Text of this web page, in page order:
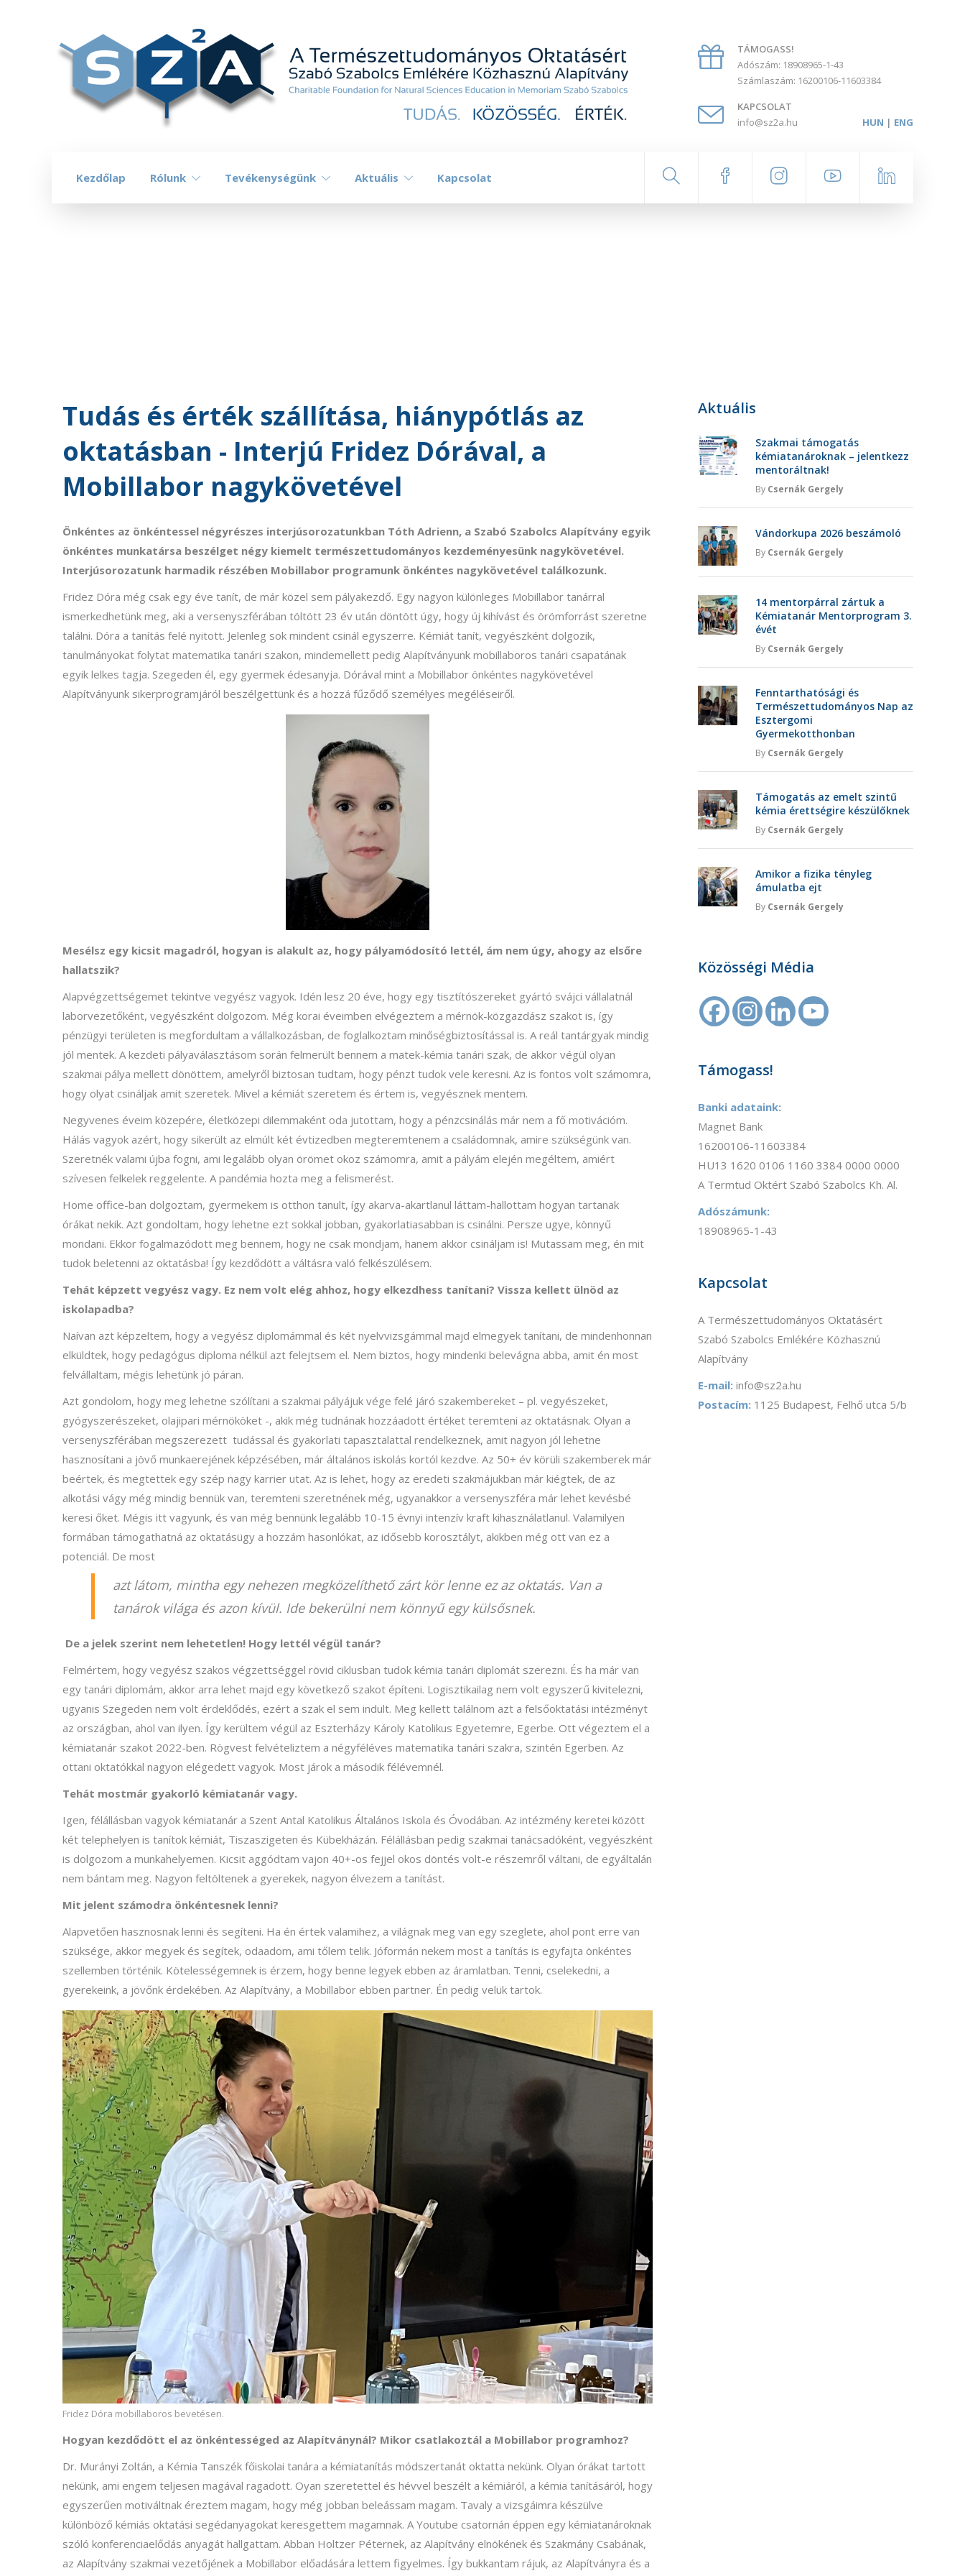
TÁMOGASS!
Adószám: 18908965-1-43
Számlaszám: 16200106-11603384
KAPCSOLAT
info@sz2a.hu
HUN | ENG
Kezdőlap Rólunk Tevékenységünk Aktuális Kapcsolat
Tudás és érték szállítása, hiánypótlás az
oktatásban - Interjú Fridez Dórával, a
Mobillabor nagykövetével
Önkéntes az önkéntessel négyrészes interjúsorozatunkban Tóth Adrienn, a Szabó Szabolcs Alapítvány egyik
önkéntes munkatársa beszélget négy kiemelt természettudományos kezdeményesünk nagykövetével.
Interjúsorozatunk harmadik részében Mobillabor programunk önkéntes nagykövetével találkozunk.
Fridez Dóra még csak egy éve tanít, de már közel sem pályakezdő. Egy nagyon különleges Mobillabor tanárral
ismerkedhetünk meg, aki a versenyszférában töltött 23 év után döntött úgy, hogy új kihívást és örömforrást szeretne
találni. Dóra a tanítás felé nyitott. Jelenleg sok mindent csinál egyszerre. Kémiát tanít, vegyészként dolgozik,
tanulmányokat folytat matematika tanári szakon, mindemellett pedig Alapítványunk mobillaboros tanári csapatának
egyik lelkes tagja. Szegeden él, egy gyermek édesanyja. Dórával mint a Mobillabor önkéntes nagykövetével
Alapítványunk sikerprogramjáról beszélgettünk és a hozzá fűződő személyes megéléseiről.
Mesélsz egy kicsit magadról, hogyan is alakult az, hogy pályamódosító lettél, ám nem úgy, ahogy az elsőre
hallatszik?
Alapvégzettségemet tekintve vegyész vagyok. Idén lesz 20 éve, hogy egy tisztítószereket gyártó svájci vállalatnál
laborvezetőként, vegyészként dolgozom. Még korai éveimben elvégeztem a mérnök-közgazdász szakot is, így
pénzügyi területen is megfordultam a vállalkozásban, de foglalkoztam minőségbiztosítással is. A reál tantárgyak mindig
jól mentek. A kezdeti pályaválasztásom során felmerült bennem a matek-kémia tanári szak, de akkor végül olyan
szakmai pálya mellett dönöttem, amelyről biztosan tudtam, hogy pénzt tudok vele keresni. Az is fontos volt számomra,
hogy olyat csináljak amit szeretek. Mivel a kémiát szeretem és értem is, vegyésznek mentem.
Negyvenes éveim közepére, életközepi dilemmaként oda jutottam, hogy a pénzcsinálás már nem a fő motivációm.
Hálás vagyok azért, hogy sikerült az elmúlt két évtizedben megteremtenem a családomnak, amire szükségünk van.
Szeretnék valami újba fogni, ami legalább olyan örömet okoz számomra, amit a pályám elején megéltem, amiért
szívesen felkelek reggelente. A pandémia hozta meg a felismerést.
Home office-ban dolgoztam, gyermekem is otthon tanult, így akarva-akartlanul láttam-hallottam hogyan tartanak
órákat nekik. Azt gondoltam, hogy lehetne ezt sokkal jobban, gyakorlatiasabban is csinálni. Persze ugye, könnyű
mondani. Ekkor fogalmazódott meg bennem, hogy ne csak mondjam, hanem akkor csináljam is! Mutassam meg, én mit
tudok beletenni az oktatásba! Így kezdődött a váltásra való felkészülésem.
Tehát képzett vegyész vagy. Ez nem volt elég ahhoz, hogy elkezdhess tanítani? Vissza kellett ülnöd az
iskolapadba?
Naívan azt képzeltem, hogy a vegyész diplomámmal és két nyelvvizsgámmal majd elmegyek tanítani, de mindenhonnan
elküldtek, hogy pedagógus diploma nélkül azt felejtsem el. Nem biztos, hogy mindenki belevágna abba, amit én most
felvállaltam, mégis lehetünk jó páran.
Azt gondolom, hogy meg lehetne szólítani a szakmai pályájuk vége felé járó szakembereket – pl. vegyészeket,
gyógyszerészeket, olajipari mérnököket -, akik még tudnának hozzáadott értéket teremteni az oktatásnak. Olyan a
versenyszférában megszerezett tudással és gyakorlati tapasztalattal rendelkeznek, amit nagyon jól lehetne
hasznosítani a jövő munkaerejének képzésében, már általános iskolás kortól kezdve. Az 50+ év körüli szakemberek már
beértek, és megtettek egy szép nagy karrier utat. Az is lehet, hogy az eredeti szakmájukban már kiégtek, de az
alkotási vágy még mindig bennük van, teremteni szeretnének még, ugyanakkor a versenyszféra már lehet kevésbé
keresi őket. Mégis itt vagyunk, és van még bennünk legalább 10-15 évnyi intenzív kraft kihasználatlanul. Valamilyen
formában támogathatná az oktatásügy a hozzám hasonlókat, az idősebb korosztályt, akikben még ott van ez a
potenciál. De most
azt látom, mintha egy nehezen megközelíthető zárt kör lenne ez az oktatás. Van a
tanárok világa és azon kívül. Ide bekerülni nem könnyű egy külsősnek.
De a jelek szerint nem lehetetlen! Hogy lettél végül tanár?
Felmértem, hogy vegyész szakos végzettséggel rövid ciklusban tudok kémia tanári diplomát szerezni. És ha már van
egy tanári diplomám, akkor arra lehet majd egy következő szakot építeni. Logisztikailag nem volt egyszerű kivitelezni,
ugyanis Szegeden nem volt érdeklődés, ezért a szak el sem indult. Meg kellett találnom azt a felsőoktatási intézményt
az országban, ahol van ilyen. Így kerültem végül az Eszterházy Károly Katolikus Egyetemre, Egerbe. Ott végeztem el a
kémiatanár szakot 2022-ben. Rögvest felvételiztem a négyféléves matematika tanári szakra, szintén Egerben. Az
ottani oktatókkal nagyon elégedett vagyok. Most járok a második félévemnél.
Tehát mostmár gyakorló kémiatanár vagy.
Igen, félállásban vagyok kémiatanár a Szent Antal Katolikus Általános Iskola és Óvodában. Az intézmény keretei között
két telephelyen is tanítok kémiát, Tiszaszigeten és Kübekházán. Félállásban pedig szakmai tanácsadóként, vegyészként
is dolgozom a munkahelyemen. Kicsit aggódtam vajon 40+-os fejjel okos döntés volt-e részemről váltani, de egyáltalán
nem bántam meg. Nagyon feltöltenek a gyerekek, nagyon élvezem a tanítást.
Mit jelent számodra önkéntesnek lenni?
Alapvetően hasznosnak lenni és segíteni. Ha én értek valamihez, a világnak meg van egy szeglete, ahol pont erre van
szüksége, akkor megyek és segítek, odaadom, ami tőlem telik. Jóformán nekem most a tanítás is egyfajta önkéntes
szellemben történik. Kötelességemnek is érzem, hogy benne legyek ebben az áramlatban. Tenni, cselekedni, a
gyerekeink, a jövőnk érdekében. Az Alapítvány, a Mobillabor ebben partner. Én pedig velük tartok.
Fridez Dóra mobillaboros bevetésen.
Hogyan kezdődött el az önkéntességed az Alapítványnál? Mikor csatlakoztál a Mobillabor programhoz?
Dr. Murányi Zoltán, a Kémia Tanszék főiskolai tanára a kémiatanítás módszertanát oktatta nekünk. Olyan órákat tartott
nekünk, ami engem teljesen magával ragadott. Oyan szeretettel és hévvel beszélt a kémiáról, a kémia tanításáról, hogy
egyszerűen motiváltnak éreztem magam, hogy még jobban beleássam magam. Tavaly a vizsgáimra készülve
különböző kémiás oktatási segédanyagokat keresgettem magamnak. A Youtube csatornán éppen egy kémiatanároknak
szóló konferenciaelődás anyagát hallgattam. Abban Holtzer Péternek, az Alapítvány elnökének és Szakmány Csabának,
az Alapítvány szakmai vezetőjének a Mobillabor előadására lettem figyelmes. Így bukkantam rájuk, az Alapítványra és a
Aktuális
Szakmai támogatás
kémiatanároknak – jelentkezz
mentoráltnak!
By Csernák Gergely
Vándorkupa 2026 beszámoló
By Csernák Gergely
14 mentorpárral zártuk a
Kémiatanár Mentorprogram 3.
évét
By Csernák Gergely
Fenntarthatósági és
Természettudományos Nap az
Esztergomi
Gyermekotthonban
By Csernák Gergely
Támogatás az emelt szintű
kémia érettségire készülőknek
By Csernák Gergely
Amikor a fizika tényleg
ámulatba ejt
By Csernák Gergely
Közösségi Média
Támogass!
Banki adataink:
Magnet Bank
16200106-11603384
HU13 1620 0106 1160 3384 0000 0000
A Termtud Oktért Szabó Szabolcs Kh. Al.
Adószámunk:
18908965-1-43
Kapcsolat
A Természettudományos Oktatásért
Szabó Szabolcs Emlékére Közhasznú
Alapítvány
E-mail: info@sz2a.hu
Postacím: 1125 Budapest, Felhő utca 5/b